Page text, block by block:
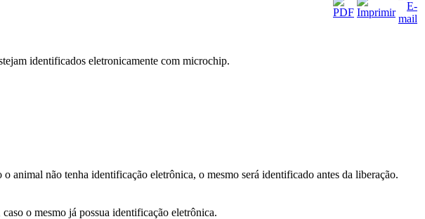
identificados eletronicamente com microchip.
animal não tenha identificação eletrônica, o mesmo será identificado antes da liberação.
o mesmo já possua identificação eletrônica.